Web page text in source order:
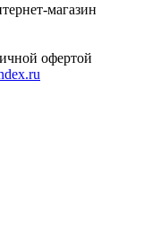
магазин
офертой